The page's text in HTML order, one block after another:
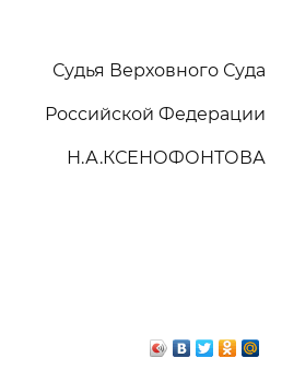
Судья Верховного Суда
Российской Федерации
Н.А.КСЕНОФОНТОВА